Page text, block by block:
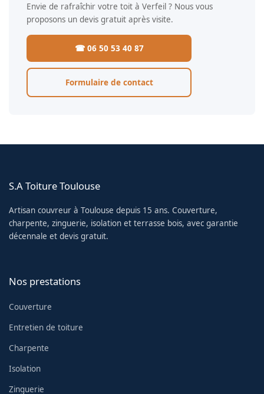
Envie de rafraîchir votre toit à Verfeil ? Nous vous
proposons un devis gratuit après visite.
☎ 06 50 53 40 87
Formulaire de contact
S.A Toiture Toulouse
Artisan couvreur à Toulouse depuis 15 ans. Couverture,
charpente, zinguerie, isolation et terrasse bois, avec garantie
décennale et devis gratuit.
Nos prestations
Couverture
Entretien de toiture
Charpente
Isolation
Zinguerie